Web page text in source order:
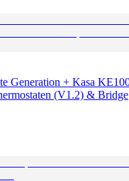
Generation + Kasa
(V1.2) & Bridge